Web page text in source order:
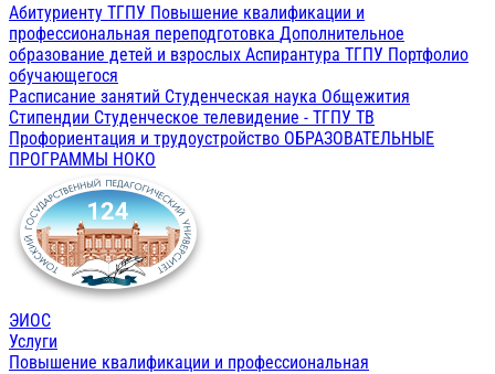
Абитуриенту ТГПУ Повышение квалификации и
профессиональная переподготовка Дополнительное
образование детей и взрослых Аспирантура ТГПУ Портфолио
обучающегося
Расписание занятий Студенческая наука Общежития
Стипендии Студенческое телевидение - ТГПУ ТВ
Профориентация и трудоустройство ОБРАЗОВАТЕЛЬНЫЕ
ПРОГРАММЫ НОКО
ЭИОС
Услуги
Повышение квалификации и профессиональная